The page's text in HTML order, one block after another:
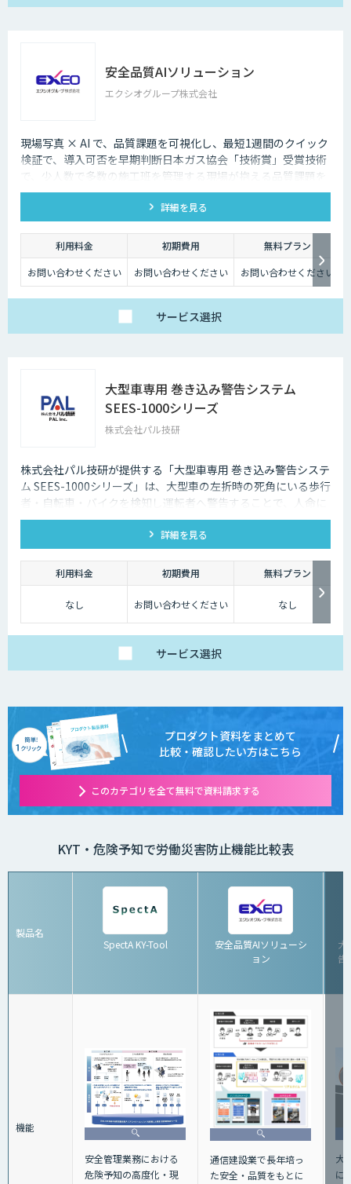
安全品質AIソリューション
エクシオグループ株式会社
現場写真 × AI で、品質課題を可視化し、最短1週間のクイック
検証で、導入可否を早期判断日本ガス協会「技術賞」受賞技術
で、少人数で多数の施工班を管理する現場が抱える品質課題を
スピーディに把握。
詳細を見る
利用料金 初期費用
無料プラン
お問い合わせください
お問い合わせください お問い合わせください
サービス選択
大型車専用 巻き込み警告システム
SEES-1000シリーズ
株式会社パル技研
株式会社パル技研が提供する「大型車専用 巻き込み警告システ
ム SEES-1000シリーズ」は、大型車の左折時の死角にいる歩行
者・自転車・バイクを検知し運転者へ警告することで、人命に
かかわる大きな事故を事前に防ぎます。 現在運用中の車両に後
付けが可能で、検知時に音と光と映像でドライバーへ警告しま
す。
詳細を見る
利用料金 初期費用 無料プラン
なし お問い合わせください なし
サービス選択
プロダクト資料をまとめて
比較・確認したい方はこちら
このカテゴリを全て無料で資料請求する
KYT・危険予知で労働災害防止機能比較表
製品名
SpectA KY-Tool
安全品質AIソリューシ
ョン
大
告
機能
安全管理業務における
危険予知の高度化・現
通信建設業で長年培っ
た安全・品質をもとに
大
に